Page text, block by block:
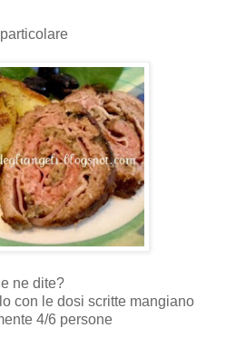
ne dite?
con le dosi scritte mangiano
4/6 persone